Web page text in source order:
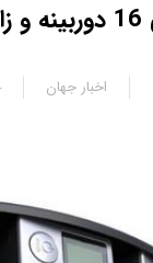
اخبار جهان